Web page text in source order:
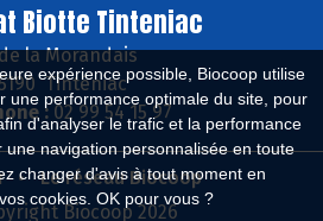
expérience possible, Biocoop utilise
une performance optimale du site, pour
d'analyser le trafic et la performance
navigation personnalisée en toute
changer d'avis à tout moment en
cookies. OK pour vous ?
Biotte Tinteniac
la Morandais
Tinténiac
:02 99 54 15 97
Le réseau Biocoop
Biocoop 2026